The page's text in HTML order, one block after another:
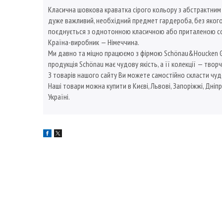
Класична шовкова краватка сірого кольору з
дуже важливий, необхідний предмет гардероба, без
поєднується з однотонною класичною або приталеною
Країна-виробник — Німеччина.
Ми давно та міцно працюємо з фірмою Schönau&Houcken
продукція Schönau має чудову якість, а її колекції —
З товарів нашого сайту Ви можете самостійно скласти
Наші товари можна купити в Києві, Львові, Запоріжжі,
Україні.